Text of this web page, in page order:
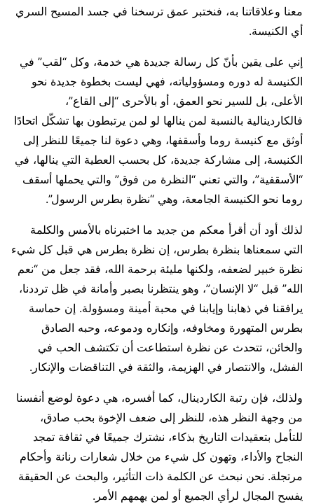
معنا وعلاقاتنا به، فنختبر عمق ترسخنا في جسد المسيح السري
أي الكنيسة.
إني على يقين بأنّ كل رسالة جديدة هي خدمة، وكل “لقب” في
الكنيسة له دوره ومسؤولياته، فهي ليست بخطوة جديدة نحو
الأعلى، بل للسير نحو العمق، أو بالأحرى “إلى القاع”،
فالكاردينالية بالنسبة لمن ينالها لو لمن يرتبطون بها تشكّل اتحادًا
أوثق مع كنيسة روما وأسقفها، وهي دعوة لنا جميعًا للنظر إلى
الكنيسة، إلى مشاركة جديدة، كل بحسب العطية التي ينالها، في
“الأسقفية”، والتي تعني “النظرة من فوق” والتي يحملها أسقف
روما نحو الكنيسة الجامعة، وهي “نظرة بطرس الرسول”.
لذلك أود أن أقرأ معكم من جديد ما اختبرناه بالأمس والكلمة
التي سمعناها بنظرة بطرس، إن نظرة بطرس هي قبل كل شيء
نظرة خبير لضعفه، ولكنها مليئة برحمة الله، فقد جعل من “نعم
الله” قبل “لا الإنسان”، وهو ينتظرنا بصبر وأمانة في ظل ترددنا،
يرافقنا في ذهابنا وإيابنا في محبة أمينة ومسؤولة. إن حماسة
بطرس المتهورة ومخاوفه، وإنكاره ودموعه، وحبه الصادق
والخائن، تتحدث عن نظرة استطاعت أن تكتشف الحب في
الفشل، والانتصار في الهزيمة، والثقة في التناقضات والإنكار.
ولذلك، فإن رتبة الكاردينال، كما أفسره، هي دعوة لوضع أنفسنا
من وجهة النظر هذه، للنظر إلى ضعف الإخوة بحب صادق،
للتأمل بتعقيدات التاريخ بذكاء، نشترك جميعًا في ثقافة تمجد
النجاح والأداء، وتهون كل شيء من خلال شعارات رنانة وأحكام
مرتجلة. نحن نبحث عن الكلمة ذات التأثير، والبحث عن الحقيقة
يفسح المجال لرأي الجميع أو لمن يهمهم الأمر.